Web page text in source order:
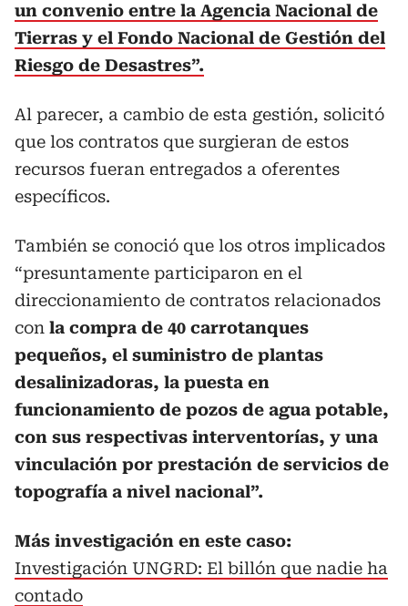
un convenio entre la Agencia Nacional de
Tierras y el Fondo Nacional de Gestión del
Riesgo de Desastres”.
Al parecer, a cambio de esta gestión, solicitó
que los contratos que surgieran de estos
recursos fueran entregados a oferentes
específicos.
También se conoció que los otros implicados
“presuntamente participaron en el
direccionamiento de contratos relacionados
con la compra de 40 carrotanques
pequeños, el suministro de plantas
desalinizadoras, la puesta en
funcionamiento de pozos de agua potable,
con sus respectivas interventorías, y una
vinculación por prestación de servicios de
topografía a nivel nacional”.
Más investigación en este caso:
Investigación UNGRD: El billón que nadie ha
contado